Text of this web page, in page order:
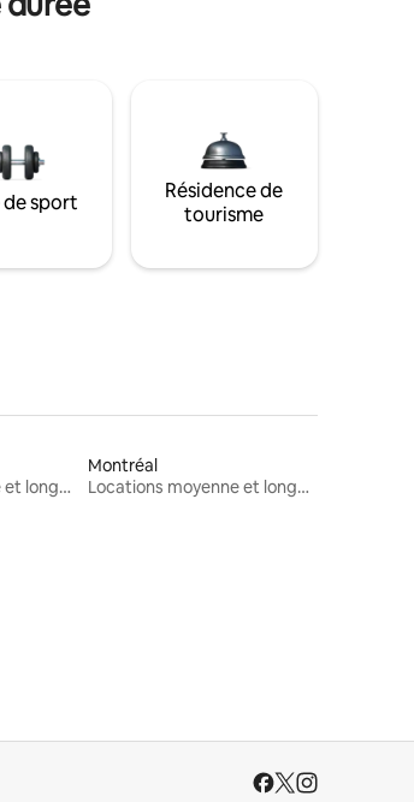
de sport
Résidence de
tourisme
Locations moyenne et longue durée
Montréal
Locations moyenne et longue durée